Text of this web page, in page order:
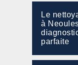
Le
à
parfaite